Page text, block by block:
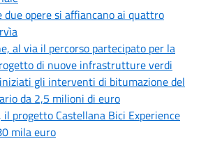
opere si affiancano ai quattro
al via il percorso partecipato per la
di nuove infrastrutture verdi
gli interventi di bitumazione del
da 2,5 milioni di euro
il progetto Castellana Bici Experience
mila euro